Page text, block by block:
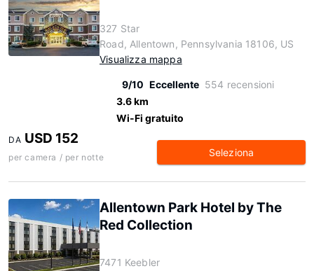
327 Star
Road, Allentown, Pennsylvania 18106, US
Visualizza mappa
9/10 Eccellente 554 recensioni
3.6 km
Wi-Fi gratuito
DA USD 152
per camera / per notte Seleziona
Allentown Park Hotel by The
Red Collection
7471 Keebler